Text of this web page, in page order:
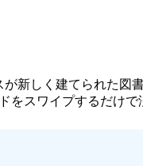
新しく建てられた
をスワイプするだけ